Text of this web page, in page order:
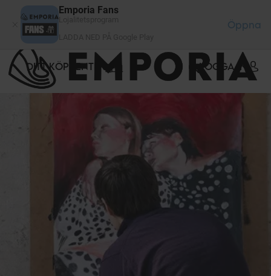
Emporia Fans
Öppna
DITT KÖPCENTER LOGGA IN
Cookie- hanteringspanel